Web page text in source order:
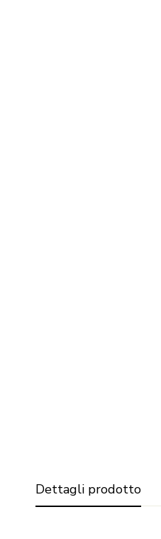
Dettagli prodotto